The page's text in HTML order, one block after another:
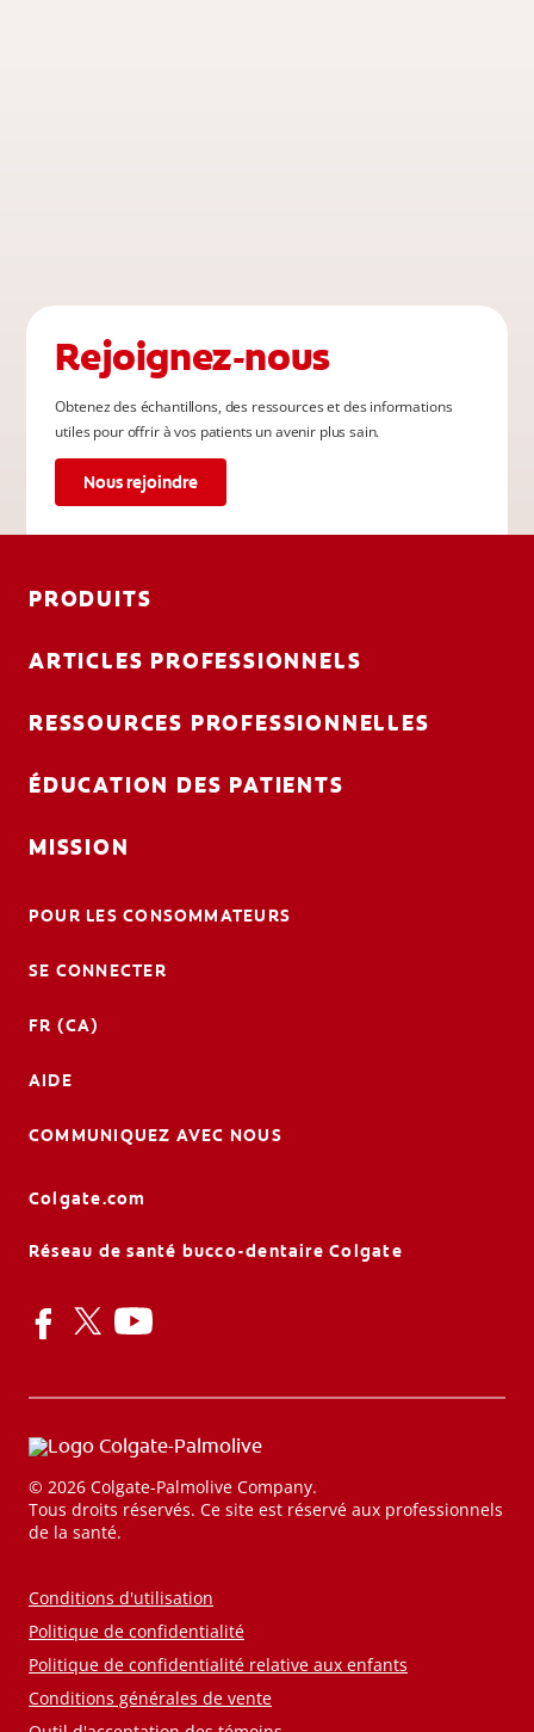
Rejoignez-nous
Obtenez des échantillons, des ressources et des informations
utiles pour offrir à vos patients un avenir plus sain.
Nous rejoindre
PRODUITS
ARTICLES PROFESSIONNELS
RESSOURCES PROFESSIONNELLES
ÉDUCATION DES PATIENTS
MISSION
POUR LES CONSOMMATEURS
SE CONNECTER
FR (CA)
AIDE
COMMUNIQUEZ AVEC NOUS
Colgate.com
Réseau de santé bucco-dentaire Colgate
© 2026 Colgate-Palmolive Company.
Tous droits réservés. Ce site est réservé aux professionnels
de la santé.
Conditions d'utilisation
Politique de confidentialité
Politique de confidentialité relative aux enfants
Conditions générales de vente